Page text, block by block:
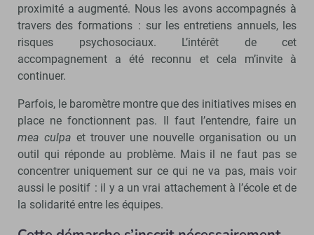
proximité a augmenté. Nous les avons accompagnés à
travers des formations : sur les entretiens annuels, les
risques psychosociaux. L’intérêt de cet
accompagnement a été reconnu et cela m’invite à
continuer.
Parfois, le baromètre montre que des initiatives mises en
place ne fonctionnent pas. Il faut l’entendre, faire un
mea culpa et trouver une nouvelle organisation ou un
outil qui réponde au problème. Mais il ne faut pas se
concentrer uniquement sur ce qui ne va pas, mais voir
aussi le positif : il y a un vrai attachement à l’école et de
la solidarité entre les équipes.